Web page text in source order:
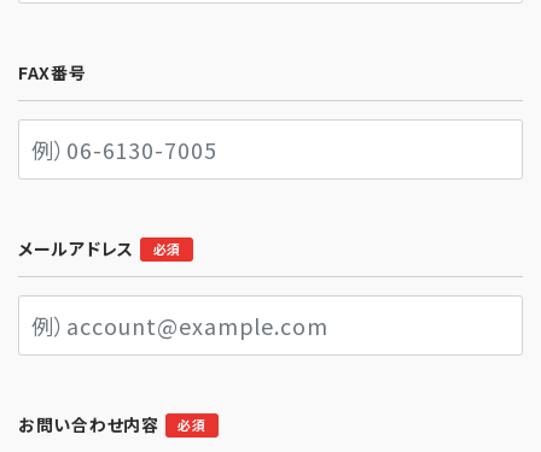
FAX番号
メールアドレス 必須
お問い合わせ内容 必須